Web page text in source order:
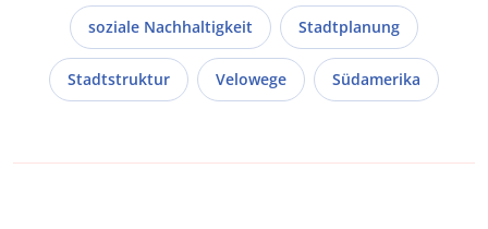
soziale Nachhaltigkeit Stadtplanung
Stadtstruktur Velowege Südamerika